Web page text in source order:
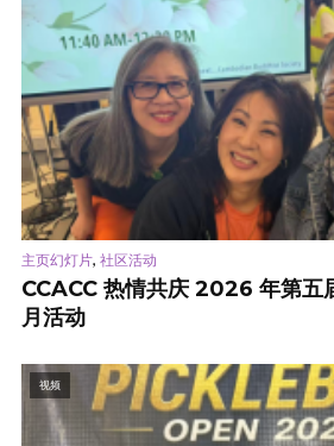
主页幻灯片, 社区活动
CCACC 热情共庆 2026 年第五
月活动
视频